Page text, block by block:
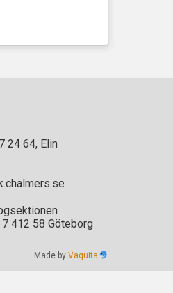
24 64, Elin
412 58 Göteborg
Made byVaquita